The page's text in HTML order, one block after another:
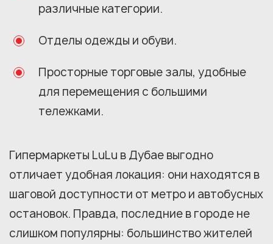
различные категории.
Отделы одежды и обуви.
Просторные торговые залы, удобные
для перемещения с большими
тележками.
Гипермаркеты LuLu в Дубае выгодно
отличает удобная локация: они находятся в
шаговой доступности от метро и автобусных
остановок. Правда, последние в городе не
слишком популярны: большинство жителей